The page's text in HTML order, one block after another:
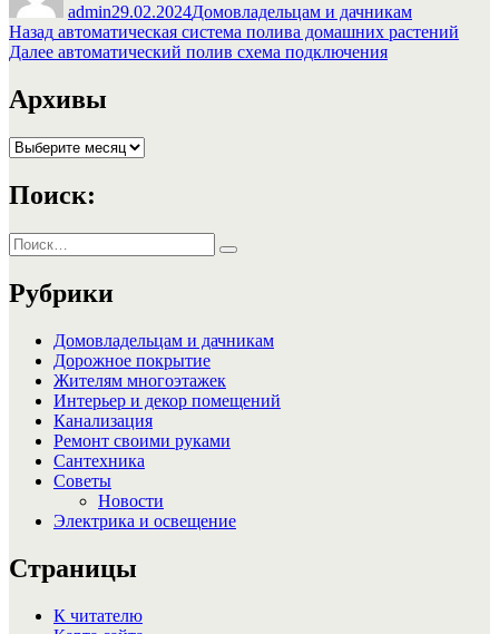
admin29.02.2024Домовладельцам и дачникам
Навигация
по
записям
Назад Предыдущая
запись:
автоматическая система полива домашних растений
Далее Следующая
автоматический полив схема подключения
Архивы
Архивы
Поиск:
Искать:
Поиск
Рубрики
Домовладельцам и дачникам
Дорожное покрытие
Жителям многоэтажек
Интерьер и декор помещений
Канализация
Ремонт своими руками
Сантехника
Советы
Новости
Электрика и освещение
Страницы
К читателю